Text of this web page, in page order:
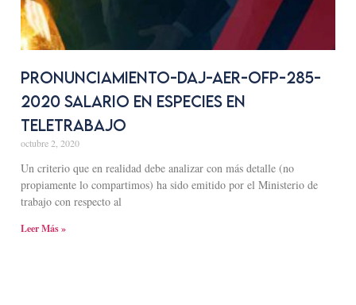
Pronunciamiento-DAJ-AER-OFP-285-
2020 SALARIO EN ESPECIES EN
TELETRABAJO
octubre 2, 2020
Un criterio que en realidad debe analizar con más detalle (no
propiamente lo compartimos) ha sido emitido por el Ministerio de
trabajo con respecto al
Leer Más »